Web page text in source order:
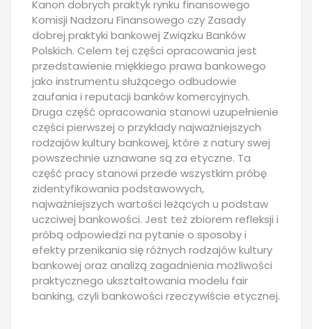
Kanon dobrych praktyk rynku finansowego
Komisji Nadzoru Finansowego czy Zasady
dobrej praktyki bankowej Związku Banków
Polskich. Celem tej części opracowania jest
przedstawienie miękkiego prawa bankowego
jako instrumentu służącego odbudowie
zaufania i reputacji banków komercyjnych.
Druga część opracowania stanowi uzupełnienie
części pierwszej o przykłady najważniejszych
rodzajów kultury bankowej, które z natury swej
powszechnie uznawane są za etyczne. Ta
część pracy stanowi przede wszystkim próbę
zidentyfikowania podstawowych,
najważniejszych wartości leżących u podstaw
uczciwej bankowości. Jest też zbiorem refleksji i
próbą odpowiedzi na pytanie o sposoby i
efekty przenikania się różnych rodzajów kultury
bankowej oraz analizą zagadnienia możliwości
praktycznego ukształtowania modelu fair
banking, czyli bankowości rzeczywiście etycznej.